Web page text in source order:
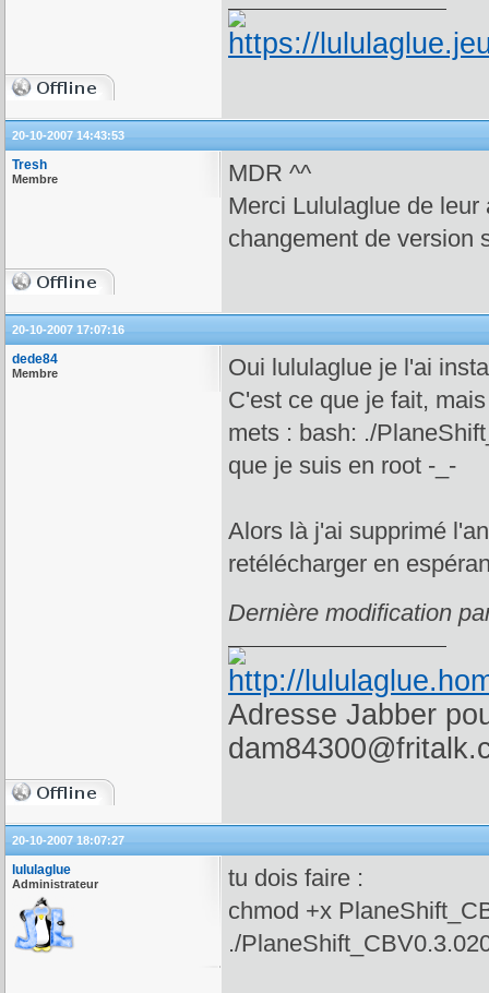
20-10-2007 14:43:53
Tresh
Membre
MDR ^^
Merci Lululaglue de
changement de version
20-10-2007 17:07:16
dede84
Membre
Oui lululaglue je l'ai
C'est ce que je fait,
mets : bash: ./
que je suis en root -_-
Alors là j'ai supprimé
retélécharger en
Dernière modification
Adresse Jabber
20-10-2007 18:07:27
lululaglue
Administrateur
tu dois faire :
chmod +x
./